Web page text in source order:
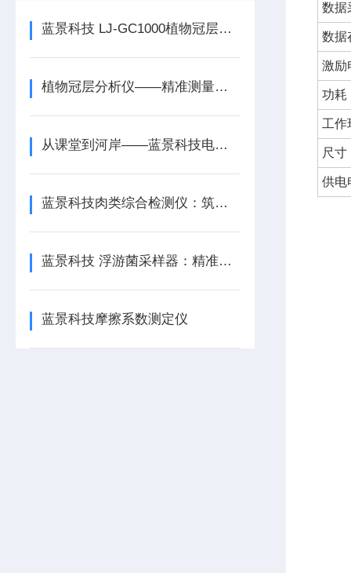
蓝景科技 LJ-GC1000植物冠层分析仪的选购指南
植物冠层分析仪——精准测量，实时监控，助力现代农业
从课堂到河岸——蓝景科技电波流速仪在教学与科研中的价值
蓝景科技肉类综合检测仪：筑牢肉食品安全防线，守护亿万家庭餐桌健康
蓝景科技 浮游菌采样器：精准检测，保障洁净空间安全
蓝景科技摩擦系数测定仪
数据
数据
激励
功耗
工作
尺寸
供电